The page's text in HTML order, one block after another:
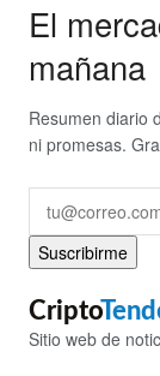
El
mañana
Resumen diario
ni promesas.
Suscribirme
Cripto
Sitio web de